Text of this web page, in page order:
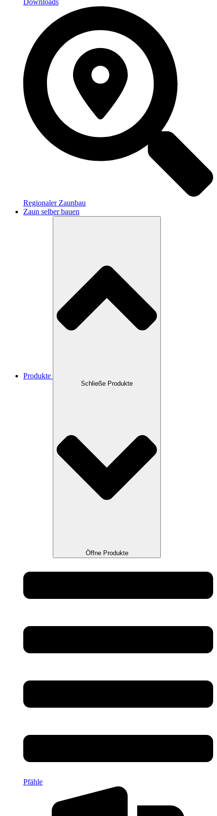
Downloads
Regionaler Zaunbau
Zaun selber bauen
Produkte
Schließe Produkte
Öffne Produkte
Pfähle